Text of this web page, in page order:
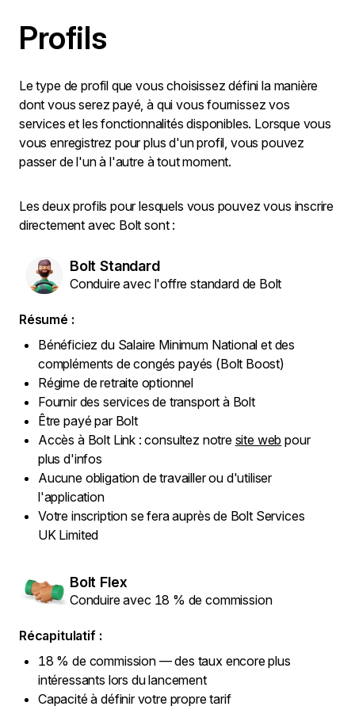
Profils
Le type de profil que vous choisissez défini la manière
dont vous serez payé, à qui vous fournissez vos
services et les fonctionnalités disponibles. Lorsque vous
vous enregistrez pour plus d'un profil, vous pouvez
passer de l'un à l'autre à tout moment.
Les deux profils pour lesquels vous pouvez vous inscrire
directement avec Bolt sont :
Bolt Standard
Conduire avec l'offre standard de Bolt
Résumé :
Bénéficiez du Salaire Minimum National et des
compléments de congés payés (Bolt Boost)
Régime de retraite optionnel
Fournir des services de transport à Bolt
Être payé par Bolt
Accès à Bolt Link : consultez notre site web pour
plus d'infos
Aucune obligation de travailler ou d'utiliser
l'application
Votre inscription se fera auprès de Bolt Services
UK Limited
Bolt Flex
Conduire avec 18 % de commission
Récapitulatif :
18 % de commission — des taux encore plus
intéressants lors du lancement
Capacité à définir votre propre tarif